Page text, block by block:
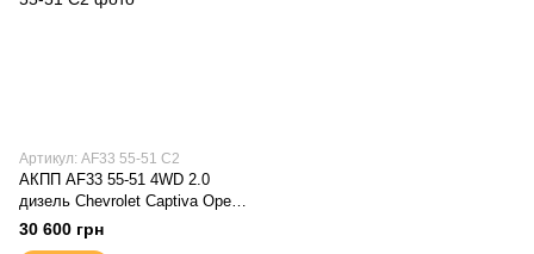
Артикул: AF33 55-51 С2
АКПП AF33 55-51 4WD 2.0
дизель Chevrolet Captiva Opel
Antara | Коробка передач
автоматична
30 600 грн